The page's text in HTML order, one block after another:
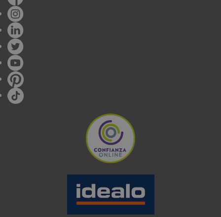
por falta de espacio en la memoria y llevar siempre
contigo el cargador, evitando quedarte sin batería
durante la grabación.
CÁMARAS DEPORTIVAS